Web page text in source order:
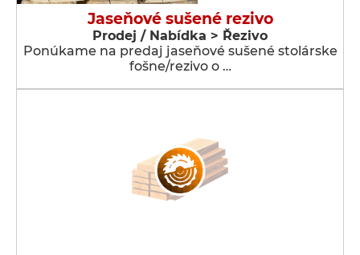
Jaseňové sušené rezivo
Prodej / Nabídka > Řezivo
Ponúkame na predaj jaseňové sušené stolárske
fošne/rezivo o …